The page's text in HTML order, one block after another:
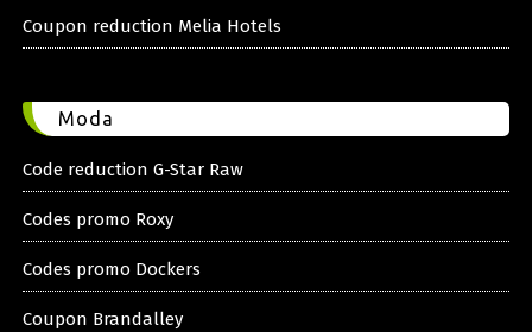
Coupon reduction Melia Hotels
Moda
Code reduction G-Star Raw
Codes promo Roxy
Codes promo Dockers
Coupon Brandalley